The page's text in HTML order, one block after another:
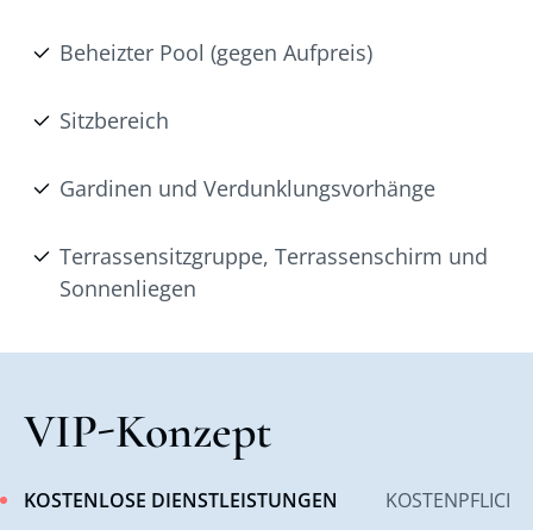
Beheizter Pool (gegen Aufpreis)
Sitzbereich
Gardinen und Verdunklungsvorhänge
Terrassensitzgruppe, Terrassenschirm und
Sonnenliegen
VIP-Konzept
KOSTENLOSE DIENSTLEISTUNGEN